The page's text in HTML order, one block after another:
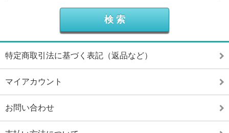
特定商取引法に基づく表記（返品など）
マイアカウント
お問い合わせ